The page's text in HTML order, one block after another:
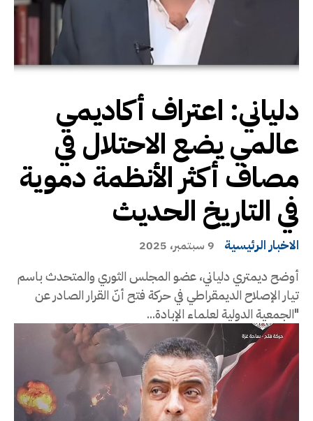
دلياني: اعتراف أكاديمي
عالمي يضع الاحتلال في
مصاف أكثر الأنظمة دموية
في التاريخ الحديث
الاخبار الرئيسية 9 سبتمبر، 2025
أوضح ديمتري دلياني، عضو المجلس الثوري والمتحدث باسم
تيار الإصلاح الديمقراطي في حركة فتح أنّ القرار الصادر عن
"الجمعية الدولية لعلماء الإبادة...